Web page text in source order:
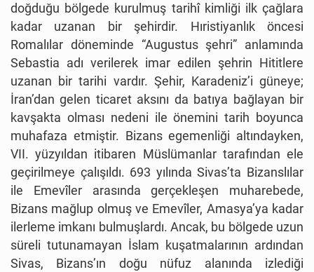
doğduğu bölgede kurulmuş tarihî kimliği ilk çağlara
kadar uzanan bir şehirdir. Hıristiyanlık öncesi
Romalılar döneminde “Augustus şehri” anlamında
Sebastia adı verilerek imar edilen şehrin Hititlere
uzanan bir tarihi vardır. Şehir, Karadeniz’i güneye;
İran’dan gelen ticaret aksını da batıya bağlayan bir
kavşakta olması nedeni ile önemini tarih boyunca
muhafaza etmiştir. Bizans egemenliği altındayken,
VII. yüzyıldan itibaren Müslümanlar tarafından ele
geçirilmeye çalışıldı. 693 yılında Sivas’ta Bizanslılar
ile Emevîler arasında gerçekleşen muharebede,
Bizans mağlup olmuş ve Emevîler, Amasya’ya kadar
ilerleme imkanı bulmuşlardı. Ancak, bu bölgede uzun
süreli tutunamayan İslam kuşatmalarının ardından
Sivas, Bizans’ın doğu nüfuz alanında izlediği